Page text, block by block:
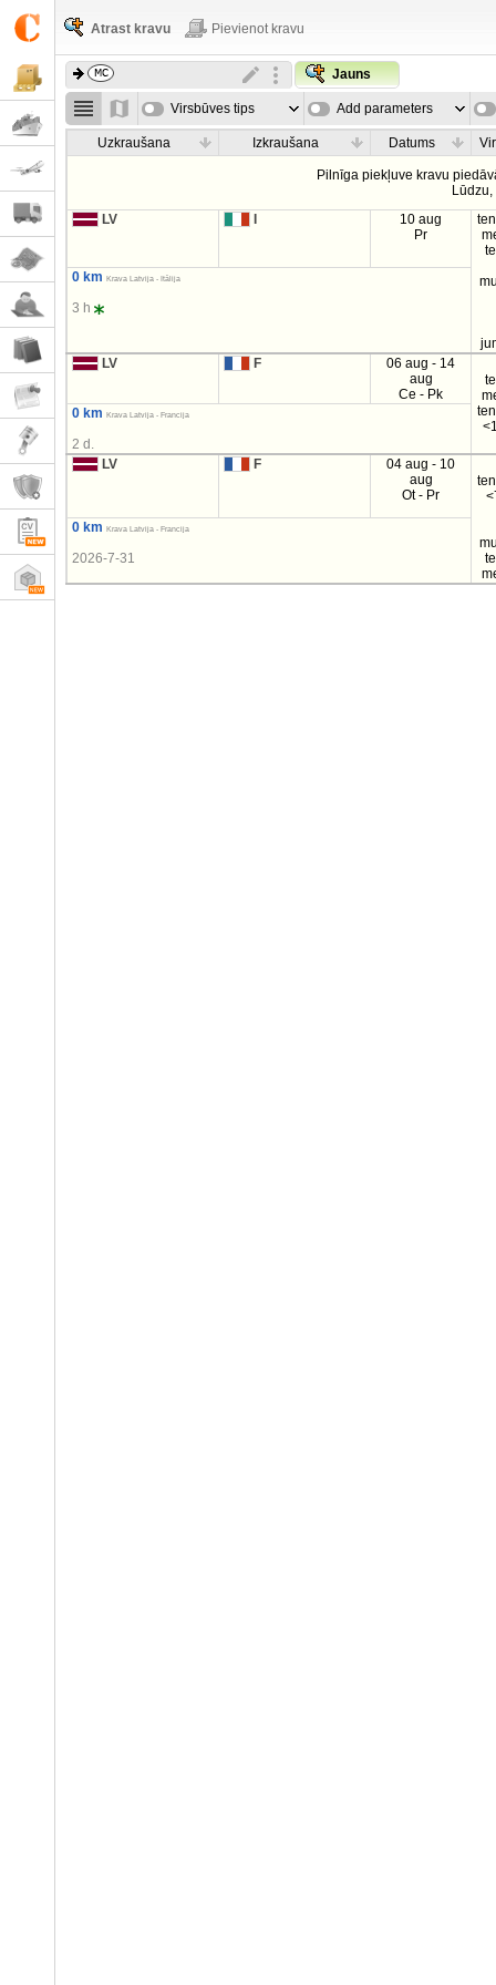
Atrast kravu Pievienot kravu
Jauns
Virsbūves tips Add parameters
Uzkraušana Izkraušana Datums
Pilnīga piekļuve kravu
Lūdzu,
LV
10 aug
Pr
0 km Krava Latvija - Itālija
3 h
LV F
06 aug - 14
aug
Ce - Pk
0 km Krava Latvija - Francija
2 d.
LV
F
04 aug - 10
aug
Ot - Pr
0 km Krava Latvija - Francija
2026-7-31